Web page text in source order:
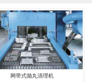
网带式抛丸清理机